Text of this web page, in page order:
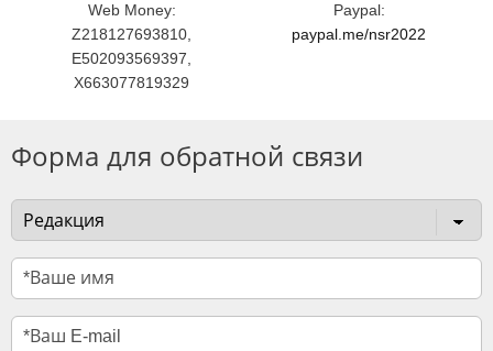
Web Money:
Z218127693810,
E502093569397,
X663077819329
Paypal:
paypal.me/nsr2022
Форма для обратной связи